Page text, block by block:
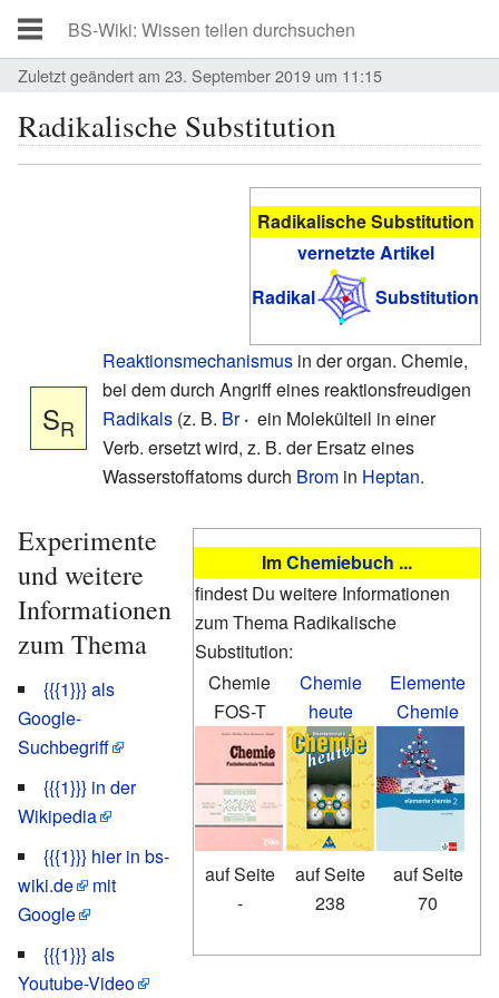
Zuletzt geändert am 23. September 2019 um 11:15
Radikalische Substitution
Radikalische Substitution
vernetzte Artikel
Radikal
Substitution
SR
Reaktionsmechanismus in der organ. Chemie,
bei dem durch Angriff eines reaktionsfreudigen
Radikals (z. B. Br · ein Molekülteil in einer
Verb. ersetzt wird, z. B. der Ersatz eines
Wasserstoffatoms durch Brom in Heptan.
ImChemiebuch ...
findest Du weitere Informationen
zum Thema Radikalische
Substitution:
Chemie
FOS-T
auf Seite
-
Chemie
heute
auf Seite
238
Elemente
Chemie
auf Seite
70
Experimente
und weitere
Informationen
zum Thema
{{{1}}} als
Google-
Suchbegriff
{{{1}}} in der
Wikipedia
{{{1}}} hier in bs-
wiki.de
mit
Google
{{{1}}} als
Youtube-Video